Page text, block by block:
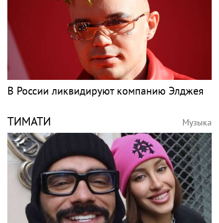
В России ликвидируют компанию Элджея
ТИМАТИ Музыка